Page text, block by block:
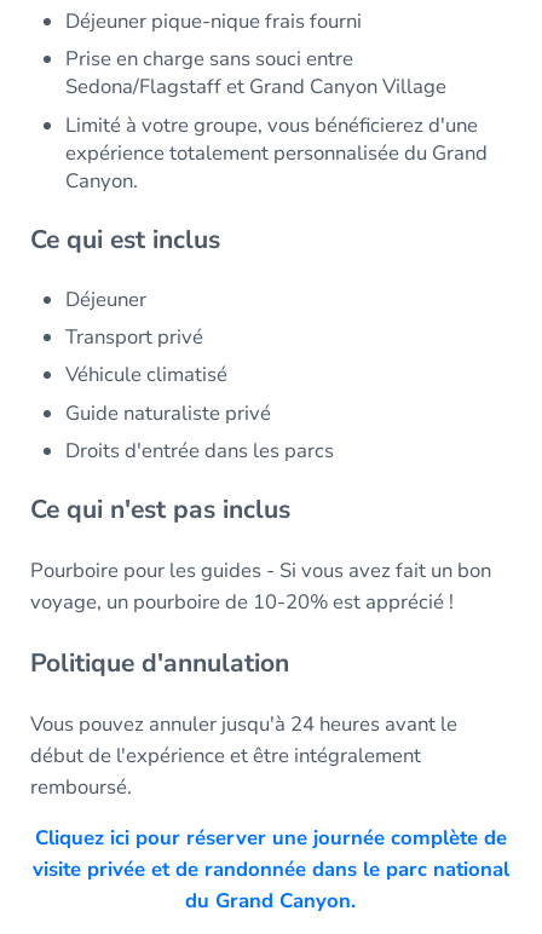
Déjeuner pique-nique frais fourni
Prise en charge sans souci entre
Sedona/Flagstaff et Grand Canyon Village
Limité à votre groupe, vous bénéficierez d'une
expérience totalement personnalisée du Grand
Canyon.
Ce qui est inclus
Déjeuner
Transport privé
Véhicule climatisé
Guide naturaliste privé
Droits d'entrée dans les parcs
Ce qui n'est pas inclus
Pourboire pour les guides - Si vous avez fait un bon
voyage, un pourboire de 10-20% est apprécié !
Politique d'annulation
Vous pouvez annuler jusqu'à 24 heures avant le
début de l'expérience et être intégralement
remboursé.
Cliquez ici pour réserver une journée complète de
visite privée et de randonnée dans le parc national
du Grand Canyon.